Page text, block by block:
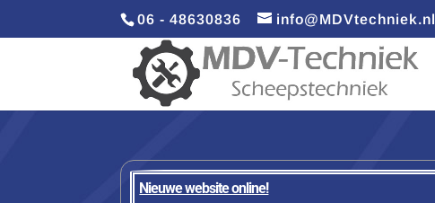
06 - 48630836 info@MDVtechniek.nl
Nieuwe website online!